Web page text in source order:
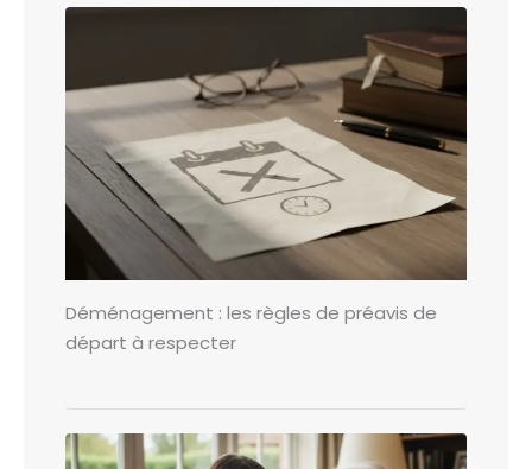
Déménagement : les règles de préavis de
départ à respecter